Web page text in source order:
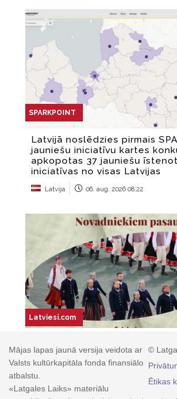
©
Ētikas
Mājas lapas jaunā versija veidota ar
Valsts kultūrkapitāla fonda finansiālo
atbalstu.
«Latgales Laiks» materiālu